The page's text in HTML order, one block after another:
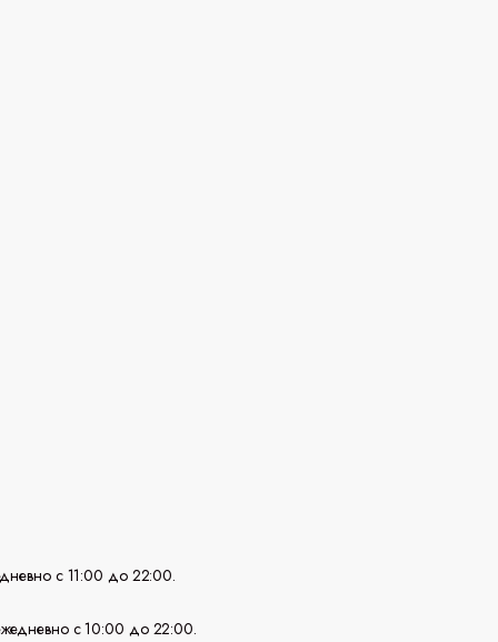
с 11:00 до 22:00.
с 10:00 до 22:00.